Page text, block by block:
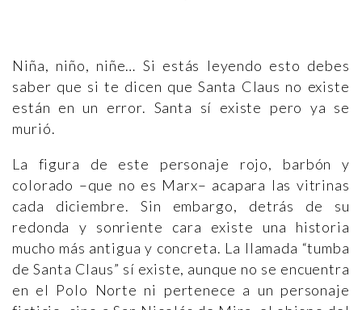
Niña, niño, niñe… Si estás leyendo esto debes
saber que si te dicen que Santa Claus no existe
están en un error. Santa sí existe pero ya se
murió.
La figura de este personaje rojo, barbón y
colorado –que no es Marx– acapara las vitrinas
cada diciembre. Sin embargo, detrás de su
redonda y sonriente cara existe una historia
mucho más antigua y concreta. La llamada “tumba
de Santa Claus” sí existe, aunque no se encuentra
en el Polo Norte ni pertenece a un personaje